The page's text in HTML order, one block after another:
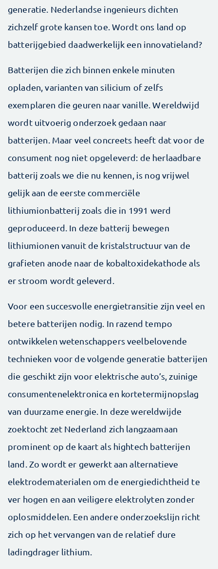
generatie. Nederlandse ingenieurs dichten
zichzelf grote kansen toe. Wordt ons land op
batterijgebied daadwerkelijk een innovatieland?
Batterijen die zich binnen enkele minuten
opladen, varianten van silicium of zelfs
exemplaren die geuren naar vanille. Wereldwijd
wordt uitvoerig onderzoek gedaan naar
batterijen. Maar veel concreets heeft dat voor de
consument nog niet opgeleverd: de herlaadbare
batterij zoals we die nu kennen, is nog vrijwel
gelijk aan de eerste commerciële
lithiumionbatterij zoals die in 1991 werd
geproduceerd. In deze batterij bewegen
lithiumionen vanuit de kristalstructuur van de
grafieten anode naar de kobaltoxidekathode als
er stroom wordt geleverd.
Voor een succesvolle energietransitie zijn veel en
betere batterijen nodig. In razend tempo
ontwikkelen wetenschappers veelbelovende
technieken voor de volgende generatie batterijen
die geschikt zijn voor elektrische auto’s, zuinige
consumentenelektronica en kortetermijnopslag
van duurzame energie. In deze wereldwijde
zoektocht zet Nederland zich langzaamaan
prominent op de kaart als hightech batterijen
land. Zo wordt er gewerkt aan alternatieve
elektrodematerialen om de energiedichtheid te
ver hogen en aan veiligere elektrolyten zonder
oplosmiddelen. Een andere onderzoekslijn richt
zich op het vervangen van de relatief dure
ladingdrager lithium.